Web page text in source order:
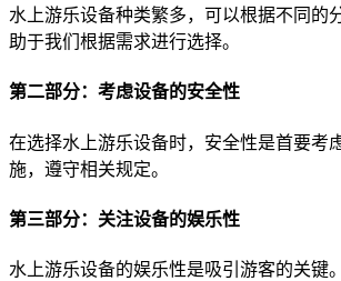
水上游乐设备种类繁多，可以根据不同的
助于我们根据需求进行选择。
第二部分：考虑设备的安全性
在选择水上游乐设备时，安全性是首要考
施，遵守相关规定。
第三部分：关注设备的娱乐性
水上游乐设备的娱乐性是吸引游客的关键